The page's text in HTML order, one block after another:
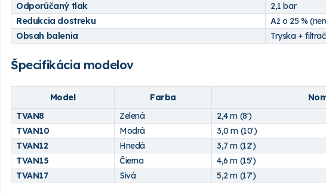
Odporúčaný tlak
2,1 bar
Redukcia dostreku
Až o 25 %
Obsah balenia
Tryska +
Špecifikácia modelov
Model Farba
TVAN8
Zelená
2,4 m (8')
TVAN10
Modrá
3,0 m (10')
TVAN12
Hnedá
3,7 m (12')
TVAN15
Čierna
4,6 m (15')
TVAN17
Sivá 5,2 m (17')